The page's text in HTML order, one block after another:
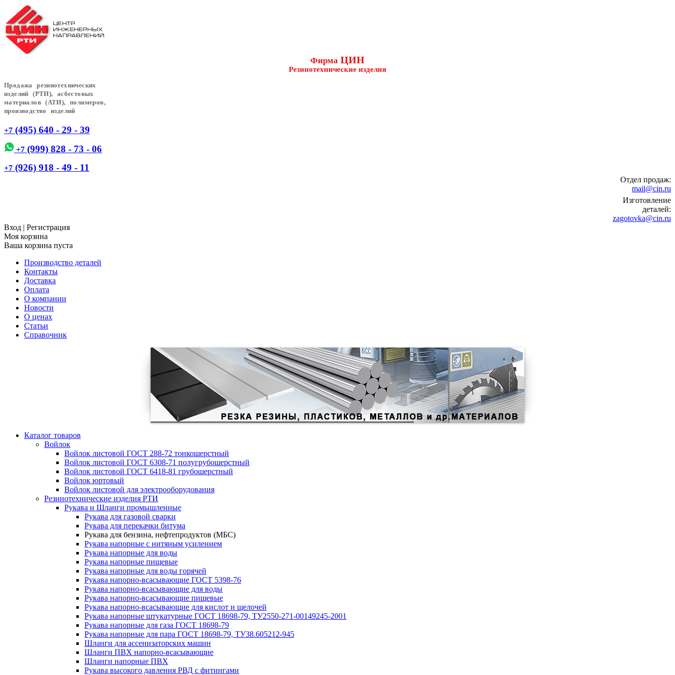
Фирма ЦИН
Резинотехнические изделия
Продажа резинотехнических
изделий (РТИ), асбестовых
материалов (АТИ), полимеров,
производство изделий
+7 (495) 640 - 29 - 39
+7 (999) 828 - 73 - 06
+7 (926) 918 - 49 - 11
Отдел продаж:
mail@cin.ru
Изготовление
деталей:
zagotovka@cin.ru
Вход | Регистрация
Моя корзина
Ваша корзина пуста
Производство деталей
Контакты
Доставка
Оплата
О компании
Новости
О ценах
Статьи
Справочник
Каталог товаров
Войлок
Войлок листовой ГОСТ 288-72 тонкошерстный
Войлок листовой ГОСТ 6308-71 полугрубошерстный
Войлок листовой ГОСТ 6418-81 грубошерстный
Войлок юртовый
Войлок листовой для электрооборудования
Резинотехнические изделия РТИ
Рукава и Шланги промышленные
Рукава для газовой сварки
Рукава для перекачки битума
Рукава для бензина, нефтепродуктов (МБС)
Рукава напорные с нитяным усилением
Рукава напорные для воды
Рукава напорные пищевые
Рукава напорные для воды горячей
Рукава напорно-всасывающие ГОСТ 5398-76
Рукава напорно-всасывающие для воды
Рукава напорно-всасывающие пищевые
Рукава напорно-всасывающие для кислот и щелочей
Рукава напорные штукатурные ГОСТ 18698-79, ТУ2550-271-00149245-2001
Рукава напорные для газа ГОСТ 18698-79
Рукава напорные для пара ГОСТ 18698-79, ТУ38.605212-945
Шланги для ассенизаторских машин
Шланги ПВХ напорно-всасывающие
Шланги напорные ПВХ
Рукава высокого давления РВД с фитингами